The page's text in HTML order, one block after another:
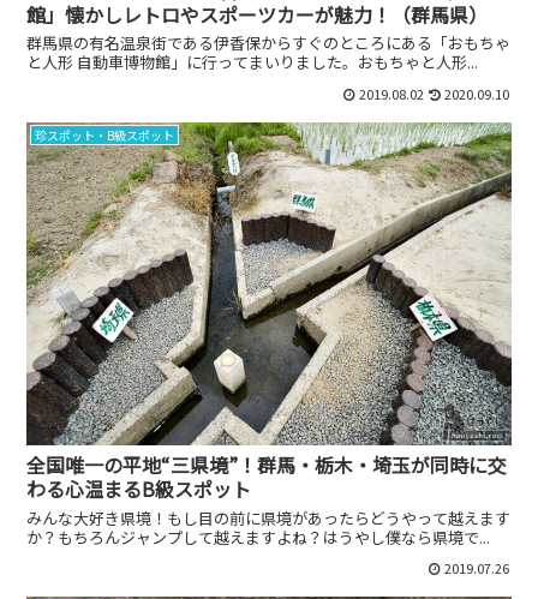
館」懐かしレトロやスポーツカーが魅力！（群馬県）
群馬県の有名温泉街である伊香保からすぐのところにある「おもちゃ
と人形 自動車博物館」に行ってまいりました。おもちゃと人形...
2019.08.02 2020.09.10
珍スポット・B級スポット
全国唯一の平地“三県境”！群馬・栃木・埼玉が同時に交
わる心温まるB級スポット
みんな大好き県境！もし目の前に県境があったらどうやって越えます
か？もちろんジャンプして越えますよね？はうやし僕なら県境で...
2019.07.26